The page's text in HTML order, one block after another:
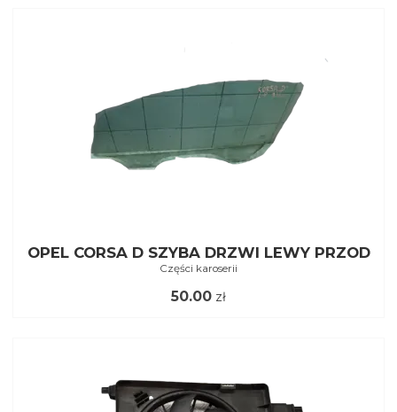
OPEL CORSA D SZYBA DRZWI LEWY PRZOD
Części karoserii
50.00 zł